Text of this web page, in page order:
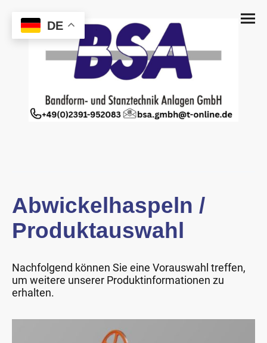
Abwickelhaspeln /
Produktauswahl
Nachfolgend können Sie eine Vorauswahl treffen,
um weitere unserer Produktinformationen zu
erhalten.
DE